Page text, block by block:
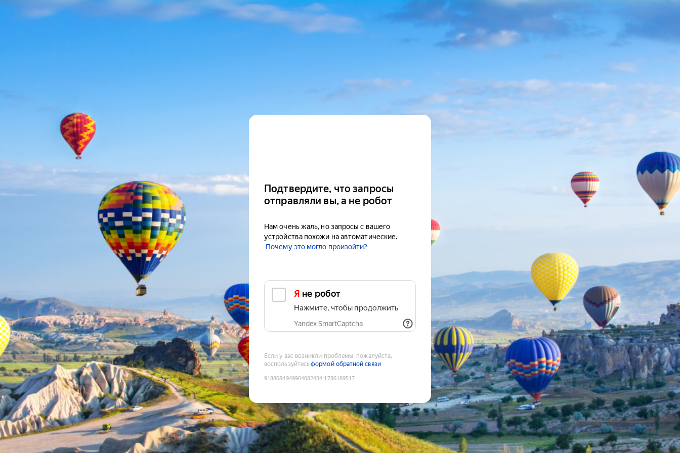
Подтвердите, что запросы
отправляли вы, а не робот
Нам очень жаль, но запросы с вашего
устройства похожи на автоматические.
Почему это могло произойти?
Я не робот
Нажмите, чтобы продолжить
Yandex SmartCaptcha
Если у вас возникли проблемы, пожалуйста,
воспользуйтесьформой обратной связи
9188684949904082434:1786189517